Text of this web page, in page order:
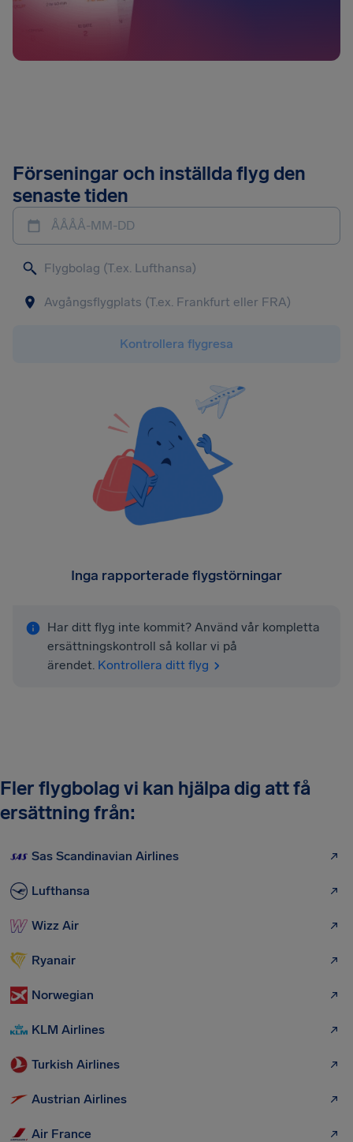
Förseningar och inställda flyg den
senaste tiden
ÅÅÅÅ-MM-DD
Kontrollera flygresa
Inga rapporterade flygstörningar
Har ditt flyg inte kommit? Använd vår kompletta
ersättningskontroll så kollar vi på
ärendet. Kontrollera ditt flyg
Fler flygbolag vi kan hjälpa dig att få
ersättning från:
Sas Scandinavian Airlines
Lufthansa
Wizz Air
Ryanair
Norwegian
KLM Airlines
Turkish Airlines
Austrian Airlines
Air France